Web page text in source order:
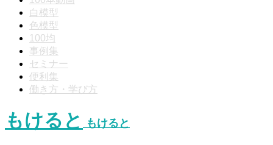
白模型
色模型
100均
事例集
セミナー
便利集
働き方・学び方
もけると もけると